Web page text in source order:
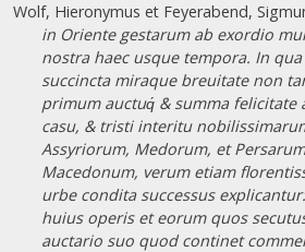
Wolf, Hieronymus et Feyerabend,
in Oriente gestarum ab exordio
nostra haec usque tempora. In
succincta miraque breuitate non
primum auctuq́ & summa felicitate
casu, & tristi interitu
Assyriorum, Medorum, et
Macedonum, verum etiam
urbe condita successus
huius operis et eorum quos
auctario suo quod continet